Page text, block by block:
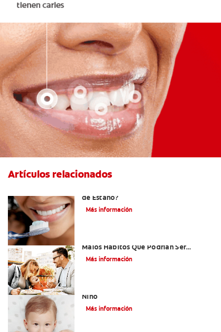
Artículos relacionados
de Estaño?
Más información
Malos Hábitos Que Podrían Ser
Dañinos
Más información
Niño
Más información